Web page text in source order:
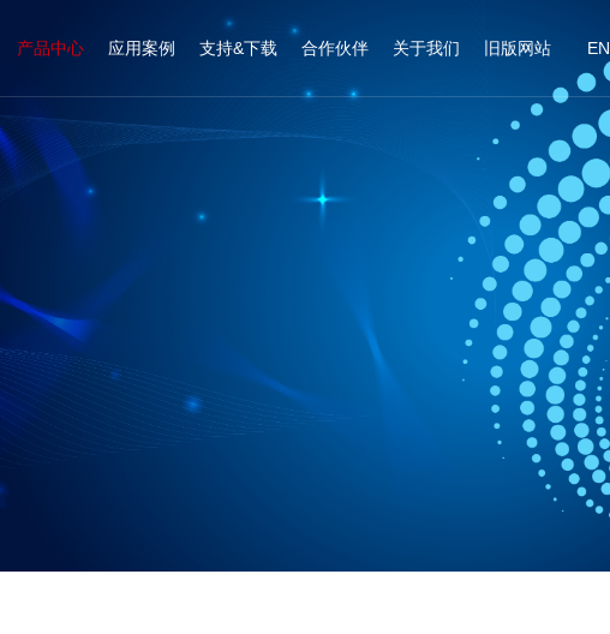
产品中心 应用案例 支持&下载 合作伙伴 关于我们 旧版网站 EN